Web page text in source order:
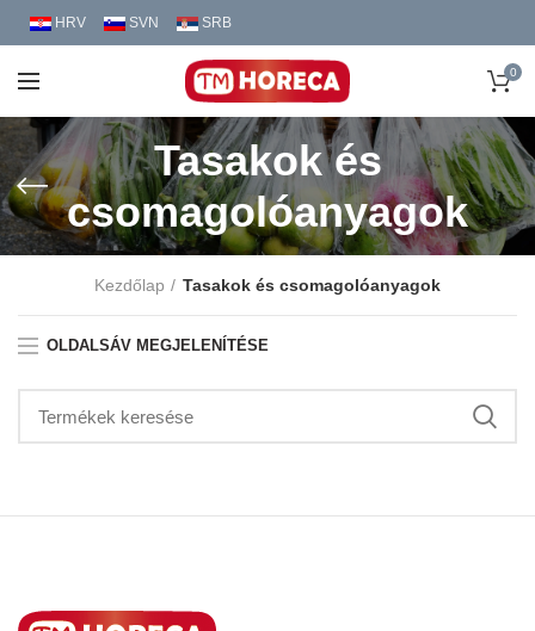
HRV SVN SRB
0
Tasakok és
csomagolóanyagok
Kezdőlap Tasakok és csomagolóanyagok
OLDALSÁV MEGJELENÍTÉSE